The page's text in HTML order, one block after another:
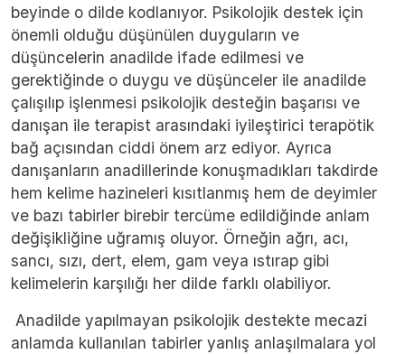
beyinde o dilde kodlanıyor. Psikolojik destek için
önemli olduğu düşünülen duyguların ve
düşüncelerin anadilde ifade edilmesi ve
gerektiğinde o duygu ve düşünceler ile anadilde
çalışılıp işlenmesi psikolojik desteğin başarısı ve
danışan ile terapist arasındaki iyileştirici terapötik
bağ açısından ciddi önem arz ediyor. Ayrıca
danışanların anadillerinde konuşmadıkları takdirde
hem kelime hazineleri kısıtlanmış hem de deyimler
ve bazı tabirler birebir tercüme edildiğinde anlam
değişikliğine uğramış oluyor. Örneğin ağrı, acı,
sancı, sızı, dert, elem, gam veya ıstırap gibi
kelimelerin karşılığı her dilde farklı olabiliyor.
Anadilde yapılmayan psikolojik destekte mecazi
anlamda kullanılan tabirler yanlış anlaşılmalara yol